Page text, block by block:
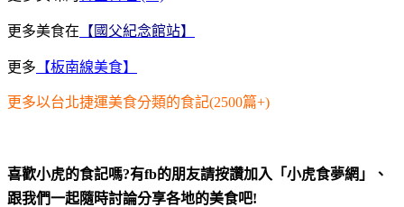
更多美食在 【國父紀念館站】
更多 【板南線美食】
更多以台北捷運美食分類的食記(2500篇+)
喜歡小虎的食記嗎?有fb的朋友請按讚加入「小虎食夢網」、
跟我們一起隨時討論分享各地的美食吧!